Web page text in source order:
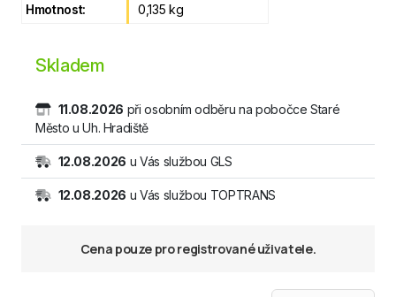
Hmotnost:
0,135 kg
Skladem
11.08.2026 při osobním odběru na pobočce Staré
Město u Uh. Hradiště
12.08.2026 u Vás službou GLS
12.08.2026 u Vás službou TOPTRANS
Cena pouze pro registrované uživatele.